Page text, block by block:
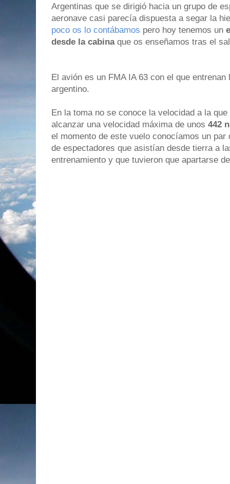
Argentinas que se dirigió hacia un grupo de
aeronave casi parecía dispuesta a segar la
poco os lo contábamos pero hoy tenemos un
desde la cabinaque os enseñamos tras el
El avión es un FMA IA 63 con el que
argentino.
En la toma no se conoce la velocidad a la
alcanzar una velocidad máxima de unos 442
el momento de este vuelo conocíamos un
de espectadores que asistían desde tierra a
entrenamiento y que tuvieron que apartarse